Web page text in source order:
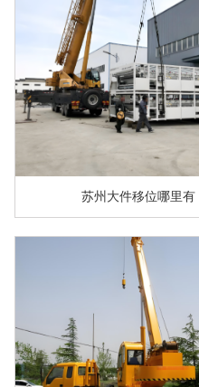
苏州大件移位哪里有